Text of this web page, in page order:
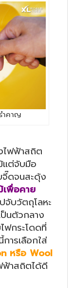
ำคาญ
ฟฟ้าสถิต
แต่จับมือ
จี๊ดจนสะดุ้ง
เพื่อคาย
จับวัตถุโลหะ
นตัวกลาง
ฟกระโดดที่
ารเลือกใส่
หรือ Wool
ฟ้าสถิตได้ดี